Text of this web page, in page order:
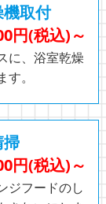
取付
円(税込)～
に、浴室乾燥
。
掃
円(税込)～
ジフードのし